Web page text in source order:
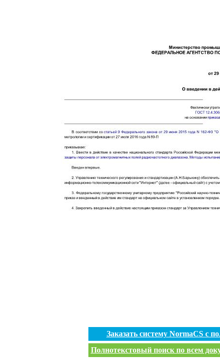
Заказать систему NormaCS с
Полнотекстовый поиск по всем